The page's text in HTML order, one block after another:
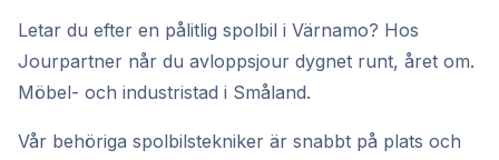
Letar du efter en pålitlig spolbil i Värnamo? Hos
Jourpartner når du avloppsjour dygnet runt, året om.
Möbel- och industristad i Småland.
Vår behöriga spolbilstekniker är snabbt på plats och